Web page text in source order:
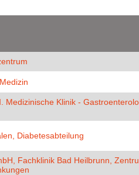
Medizinische Klinik -
Diabetesabteilung
Fachklinik Bad Heilbrunn,